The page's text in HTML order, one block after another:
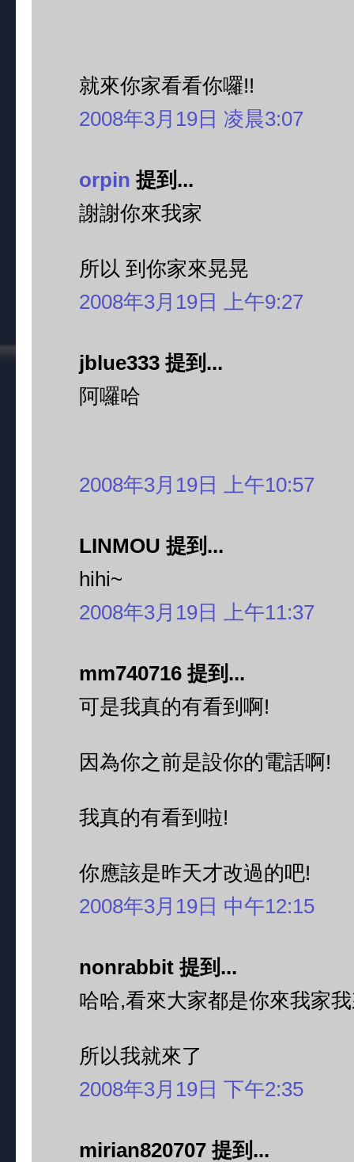
就來你家看看你囉!!
2008年3月19日 凌晨3:07
orpin 提到...
謝謝你來我家
所以 到你家來晃晃
2008年3月19日 上午9:27
jblue333 提到...
阿囉哈
2008年3月19日 上午10:57
LINMOU 提到...
hihi~
2008年3月19日 上午11:37
mm740716 提到...
可是我真的有看到啊!
因為你之前是設你的電話啊!
我真的有看到啦!
你應該是昨天才改過的吧!
2008年3月19日 中午12:15
nonrabbit 提到...
哈哈,看來大家都是你來我家
所以我就來了
2008年3月19日 下午2:35
mirian820707 提到...